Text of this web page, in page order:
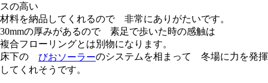
スの高い
材料を納品してくれるので 非常にありがたいです。
30mmの厚みがあるので 素足で歩いた時の感触は
複合フローリングとは別物になります。
床下の びおソーラーのシステムを相まって 冬場に力を発揮
してくれそうです。